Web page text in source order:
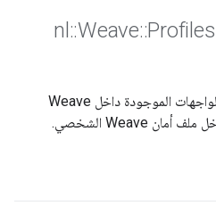
nl ::Weave::Profiles
تتضمن مساحة الاسم هذه جميع الواجهات الموجودة داخل Weave